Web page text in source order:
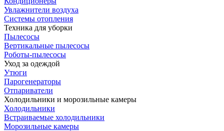
Увлажнители воздуха
Системы отопления
Техника для уборки
Пылесосы
Вертикальные пылесосы
Роботы-пылесосы
Уход за одеждой
Утюги
Парогенераторы
Отпариватели
Холодильники и морозильные камеры
Холодильники
Встраиваемые холодильники
Морозильные камеры